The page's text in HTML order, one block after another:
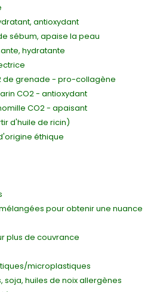
antioxydant
sébum, apaise la peau
hydratante
de grenade - pro-collagène
CO2 - antioxydant
CO2 - apaisant
d'huile de ricin)
éthique
pour obtenir une nuance
plus de couvrance
microplastiques
soja, huiles de noix allergènes